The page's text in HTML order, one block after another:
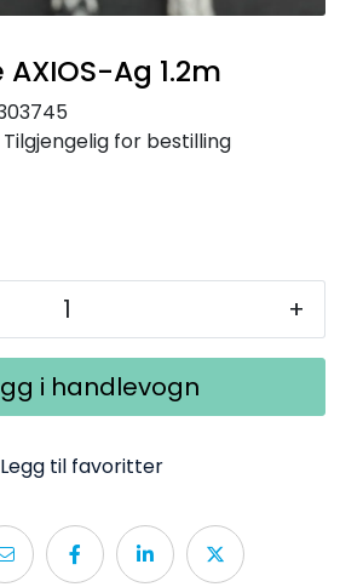
Ag 1.2m
Tilgjengelig for bestilling
+
i handlevogn
Legg til favoritter